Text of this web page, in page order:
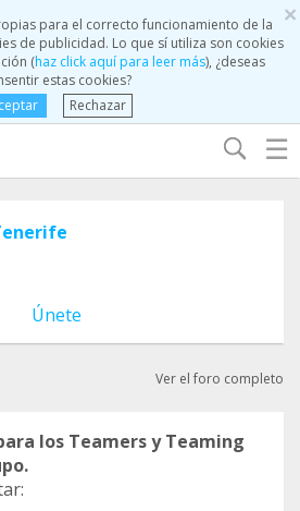
×
para el correcto funcionamiento de la
de publicidad. Lo que sí utiliza son cookies
(haz click aquí para leer más), ¿deseas
estas cookies?
Rechazar
☰
Únete
Ver el foro completo
los Teamers y Teaming